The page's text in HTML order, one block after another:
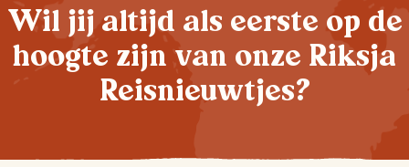
Wil jij altijd als eerste op de
hoogte zijn van onze Riksja
Reisnieuwtjes?